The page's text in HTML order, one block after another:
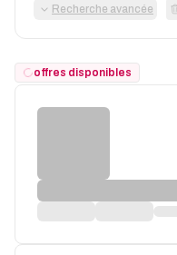
Recherche avancée
offres disponibles